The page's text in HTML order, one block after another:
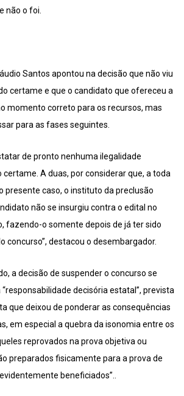
não o foi.
Santos apontou na decisão que não viu
certame e que o candidato que ofereceu a
momento correto para os recursos, mas
para as fases seguintes.
de pronto nenhuma ilegalidade
A duas, por considerar que, a toda
presente caso, o instituto da preclusão
não se insurgiu contra o edital no
fazendo-o somente depois de já ter sido
concurso”, destacou o desembargador.
a decisão de suspender o concurso se
decisória estatal”, prevista
que deixou de ponderar as consequências
em especial a quebra da isonomia entre os
reprovados na prova objetiva ou
preparados fisicamente para a prova de
beneficiados”..